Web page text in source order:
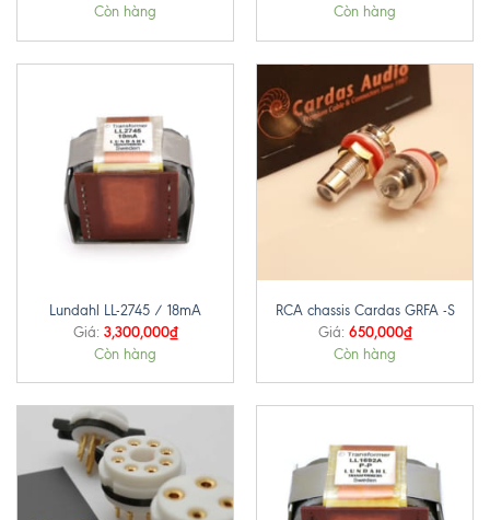
Còn hàng Còn hàng
Lundahl LL-2745 / 18mA
Giá: 3,300,000₫
Còn hàng
RCA chassis Cardas GRFA -S
Giá: 650,000₫
Còn hàng